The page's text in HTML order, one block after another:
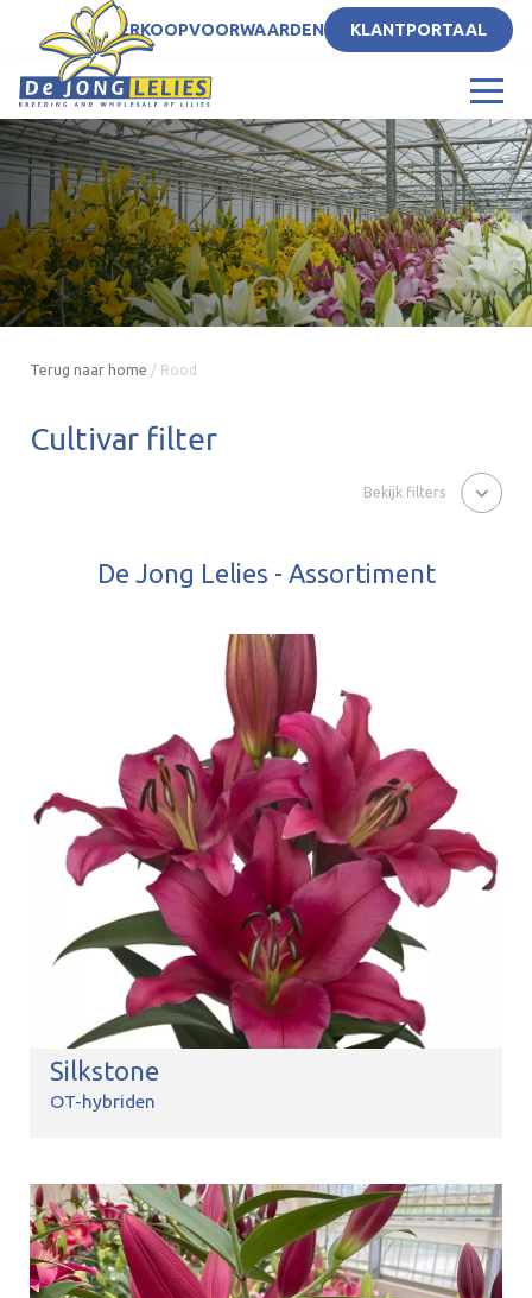
NLVERKOOPVOORWAARDEN KLANTPORTAAL
Terug naar home / Rood
Cultivar filter
Bekijk filters
De Jong Lelies - Assortiment
Silkstone
OT-hybriden